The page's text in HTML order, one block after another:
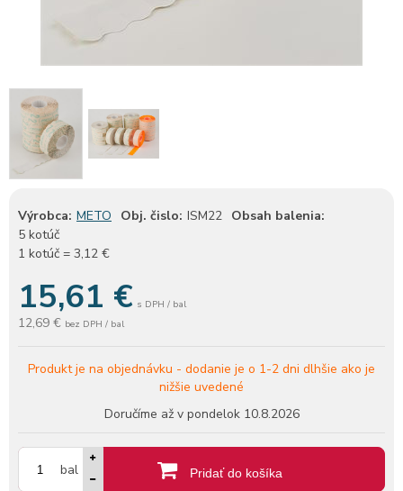
Výrobca: METO Obj. čislo: ISM22 Obsah balenia:
5 kotúč
1 kotúč = 3,12 €
15,61 € s DPH / bal
12,69 € bez DPH / bal
Produkt je na objednávku - dodanie je o 1-2 dni dlhšie ako je
nižšie uvedené
Doručíme až v pondelok 10.8.2026
bal Pridať do košíka